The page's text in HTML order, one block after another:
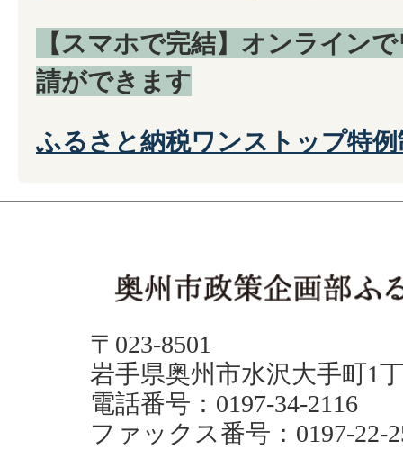
【スマホで完結】オンライン
請ができます
ふるさと納税ワンストップ特例
〒023-8501
岩手県奥州市水沢大手町1
電話番号：0197-34-2116
ファックス番号：0197-22-